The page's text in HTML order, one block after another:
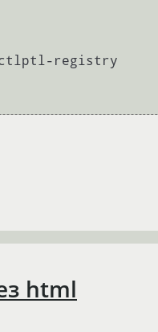
registry
html